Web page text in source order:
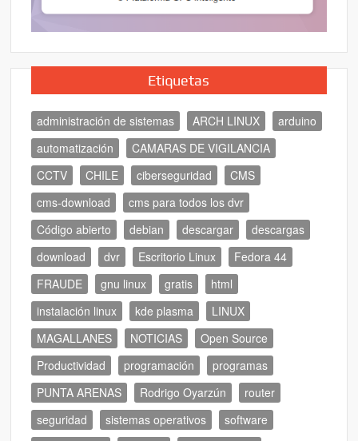
Etiquetas
administración de sistemas ARCH LINUX
arduino
automatización
CAMARAS DE VIGILANCIA
CCTV
CHILE ciberseguridad
CMS
cms-download
cms para todos los dvr
Código abierto
debian descargar
descargas
download
dvr Escritorio Linux
Fedora 44
FRAUDE
gnu linux gratis
html
instalación linux
kde plasma
LINUX
MAGALLANES
NOTICIAS
Open Source
Productividad
programación
programas
PUNTA ARENAS
Rodrigo Oyarzún
router
seguridad
sistemas operativos
software